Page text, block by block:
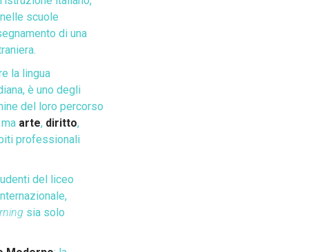
scuole
di una
la lingua
è uno degli
del loro percorso
arte, diritto,
professionali
del liceo
sia solo